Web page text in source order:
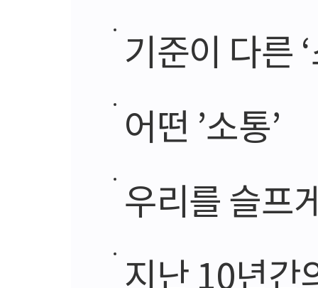
기준이 다른
어떤 ’소통’
우리를 슬프
지난 10년간